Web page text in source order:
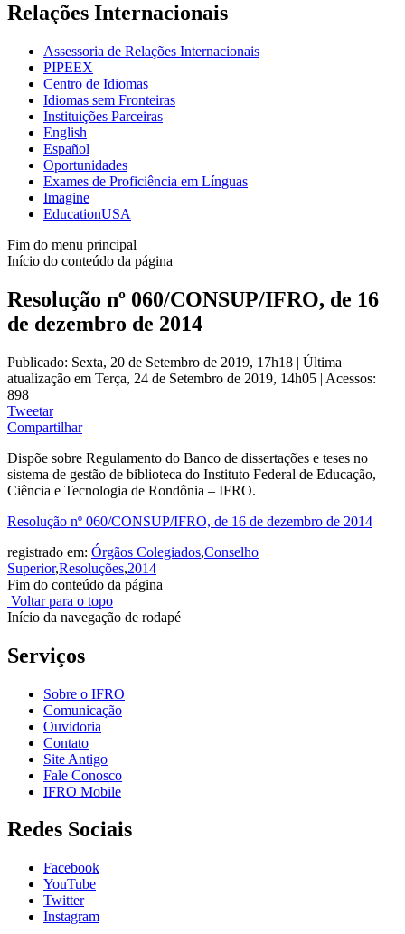
Relações Internacionais
Assessoria de Relações Internacionais
PIPEEX
Centro de Idiomas
Idiomas sem Fronteiras
Instituições Parceiras
English
Español
Oportunidades
Exames de Proficiência em Línguas
Imagine
EducationUSA
Fim do menu principal
Início do conteúdo da página
Resolução nº 060/CONSUP/IFRO, de 16
de dezembro de 2014
Publicado: Sexta, 20 de Setembro de 2019, 17h18 | Última
atualização em Terça, 24 de Setembro de 2019, 14h05 | Acessos:
898
Tweetar
Compartilhar
Dispõe sobre Regulamento do Banco de dissertações e teses no
sistema de gestão de biblioteca do Instituto Federal de Educação,
Ciência e Tecnologia de Rondônia – IFRO.
Resolução nº 060/CONSUP/IFRO, de 16 de dezembro de 2014
registrado em: Órgãos Colegiados,Conselho
Superior,Resoluções,2014
Fim do conteúdo da página
Voltar para o topo
Início da navegação de rodapé
Serviços
Sobre o IFRO
Comunicação
Ouvidoria
Contato
Site Antigo
Fale Conosco
IFRO Mobile
Redes Sociais
Facebook
YouTube
Twitter
Instagram